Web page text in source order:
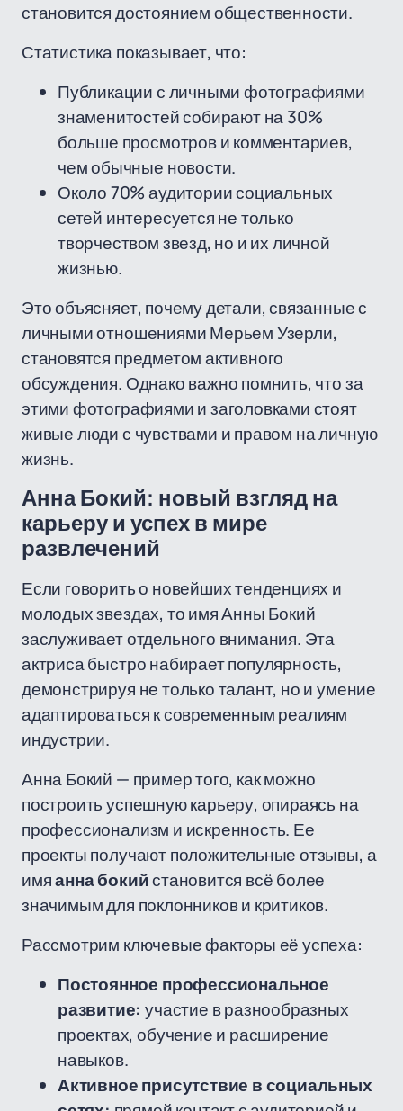
становится достоянием общественности.
Статистика показывает, что:
Публикации с личными фотографиями
знаменитостей собирают на 30%
больше просмотров и комментариев,
чем обычные новости.
Около 70% аудитории социальных
сетей интересуется не только
творчеством звезд, но и их личной
жизнью.
Это объясняет, почему детали, связанные с
личными отношениями Мерьем Узерли,
становятся предметом активного
обсуждения. Однако важно помнить, что за
этими фотографиями и заголовками стоят
живые люди с чувствами и правом на личную
жизнь.
Анна Бокий: новый взгляд на
карьеру и успех в мире
развлечений
Если говорить о новейших тенденциях и
молодых звездах, то имя Анны Бокий
заслуживает отдельного внимания. Эта
актриса быстро набирает популярность,
демонстрируя не только талант, но и умение
адаптироваться к современным реалиям
индустрии.
Анна Бокий — пример того, как можно
построить успешную карьеру, опираясь на
профессионализм и искренность. Ее
проекты получают положительные отзывы, а
имяанна бокийстановится всё более
значимым для поклонников и критиков.
Рассмотрим ключевые факторы её успеха:
Постоянное профессиональное
развитие: участие в разнообразных
проектах, обучение и расширение
навыков.
Активное присутствие в социальных